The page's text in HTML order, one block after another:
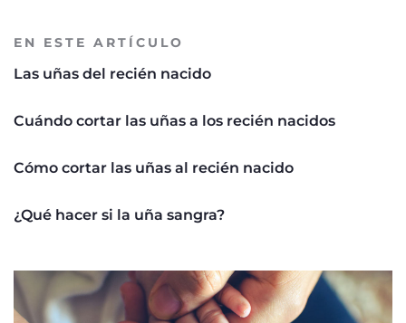
EN ESTE ARTÍCULO
Las uñas del recién nacido
Cuándo cortar las uñas a los recién nacidos
Cómo cortar las uñas al recién nacido
¿Qué hacer si la uña sangra?